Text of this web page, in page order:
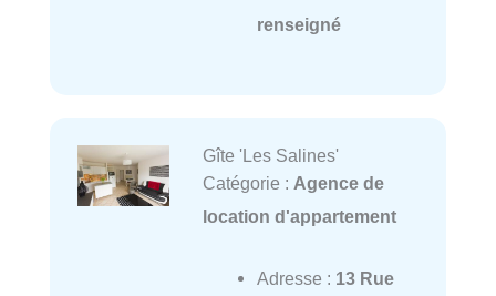
renseigné
Gîte 'Les Salines'
Catégorie : Agence de
location d'appartement
Adresse : 13 Rue